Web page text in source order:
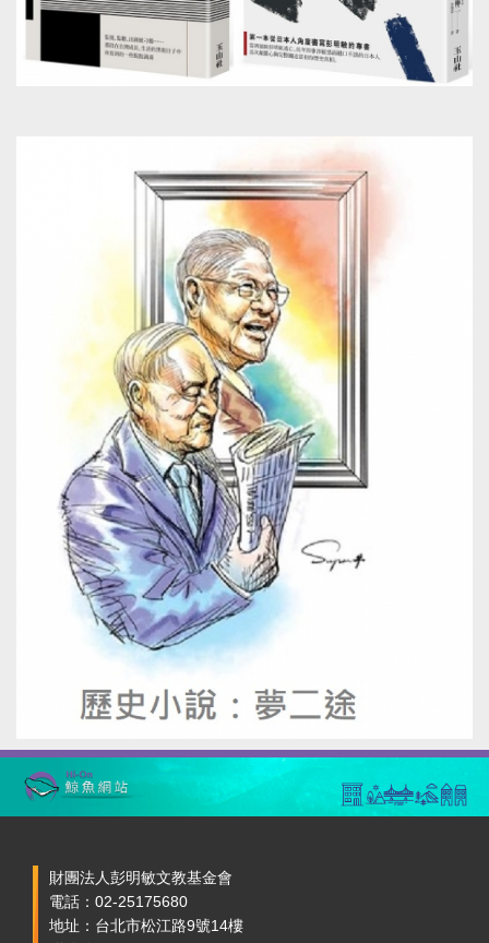
財團法人彭明敏文教基金會
電話：02-25175680
地址：台北市松江路9號14樓